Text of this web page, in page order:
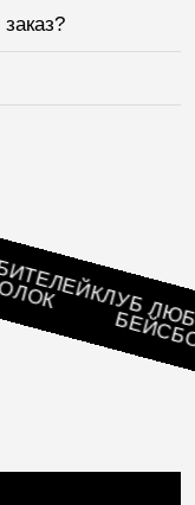
КЛУБ